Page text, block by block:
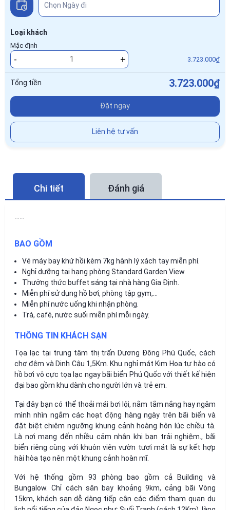
Loại khách
Mặc định
- + 3.723.000₫
Tổng tiền 3.723.000₫
Đặt ngay
Liên hệ tư vấn
Chi tiết Đánh giá
----
BAO GỒM
Vé máy bay khứ hồi kèm 7kg hành lý xách tay miễn phí.
Nghỉ dưỡng tại hạng phòng Standard Garden View
Thưởng thức buffet sáng tại nhà hàng Gia Định.
Miễn phí sử dụng hồ bơi, phòng tập gym,…
Miễn phí nước uống khi nhận phòng.
Trà, café, nước suối miễn phí mỗi ngày.
THÔNG TIN KHÁCH SẠN
Tọa lạc tại trung tâm thị trấn Dương Đông Phú Quốc, cách
chợ đêm và Dinh Cậu 1,5Km. Khu nghỉ mát Kim Hoa tự hào có
hồ bơi vô cực tọa lạc ngay bãi biển Phú Quốc với thiết kế hiện
đại bao gồm khu dành cho người lớn và trẻ em.
Tại đây bạn có thể thoải mái bơi lội, nằm tắm nắng hay ngâm
mình nhìn ngắm các hoạt động hàng ngày trên bãi biển và
đặt biệt chiêm ngưỡng khung cảnh hoàng hôn lúc chiều tà.
Là nơi mang đến nhiều cảm nhận khi bạn trải nghiệm., bãi
biển riêng cùng với khuôn viên vườn tươi mát là sự kết hợp
hài hòa tạo nên một khung cảnh hoàn mĩ.
Với hệ thống gồm 93 phòng bao gồm cả Building và
Bungalow. Chỉ cách sân bay khoảng 9km, cảng bãi Vòng
15km, khách sạn dễ dàng tiếp cận các điểm tham quan du